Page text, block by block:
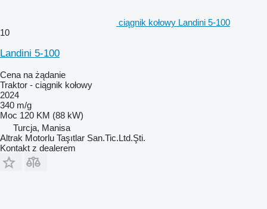
ciągnik kołowy Landini 5-100
10
Landini 5-100
Cena na żądanie
Traktor - ciągnik kołowy
2024
340 m/g
Moc 120 KM (88 kW)
Turcja, Manisa
Altrak Motorlu Taşıtlar San.Tic.Ltd.Şti.
Kontakt z dealerem